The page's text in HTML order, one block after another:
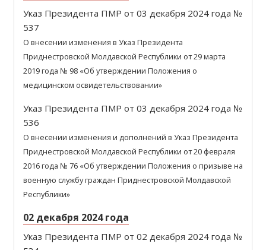
Указ Президента ПМР от 03 декабря 2024 года №
537
О внесении изменения в Указ Президента
Приднестровской Молдавской Республики от 29 марта
2019 года № 98 «Об утверждении Положения о
медицинском освидетельствовании»
Указ Президента ПМР от 03 декабря 2024 года №
536
О внесении изменения и дополнений в Указ Президента
Приднестровской Молдавской Республики от 20 февраля
2016 года № 76 «Об утверждении Положения о призыве на
военную службу граждан Приднестровской Молдавской
Республики»
02 декабря 2024 года
Указ Президента ПМР от 02 декабря 2024 года №